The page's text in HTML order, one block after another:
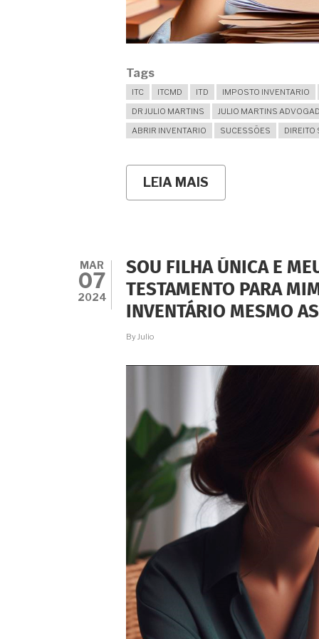
Tags
ITC ITCMD ITD IMPOSTO INVENTARIO
DR JULIO MARTINS
JULIO MARTINS
ABRIR INVENTARIO
SUCESSÕES DIREITO
LEIA MAIS
COMO
SEM
PAGAR
IMPOSTO
CAUSA
MORTIS
MAR
07
2024
SOU FILHA ÚNICA E
TESTAMENTO PARA
INVENTÁRIO MESMO
ByJulio